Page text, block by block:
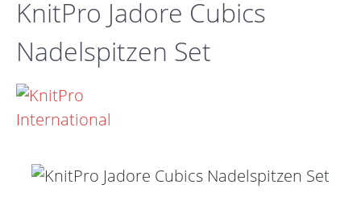
KnitPro Jadore Cubics
Nadelspitzen Set
Bildergalerie überspringen